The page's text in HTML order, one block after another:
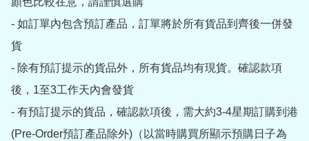
- 如訂單內包含預訂產品，訂單將於所有貨品到齊後一併發
貨
- 除有預訂提示的貨品外，所有貨品均有現貨。確認款項
後，1至3工作天內會發貨
- 有預訂提示的貨品，確認款項後，需大約3-4星期訂購到港
(Pre-Order預訂產品除外)（以當時購買所顯示預購日子為